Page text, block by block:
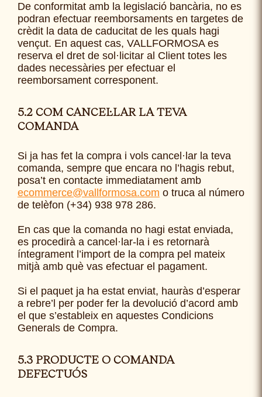
De conformitat amb la legislació bancària, no es
podran efectuar reemborsaments en targetes de
crèdit la data de caducitat de les quals hagi
vençut. En aquest cas, VALLFORMOSA es
reserva el dret de sol·licitar al Client totes les
dades necessàries per efectuar el
reemborsament corresponent.
5.2 COM CANCEL·LAR LA TEVA
COMANDA
Si ja has fet la compra i vols cancel·lar la teva
comanda, sempre que encara no l’hagis rebut,
posa’t en contacte immediatament amb
ecommerce@vallformosa.com o truca al número
de telèfon (+34) 938 978 286.
En cas que la comanda no hagi estat enviada,
es procedirà a cancel·lar-la i es retornarà
íntegrament l’import de la compra pel mateix
mitjà amb què vas efectuar el pagament.
Si el paquet ja ha estat enviat, hauràs d’esperar
a rebre’l per poder fer la devolució d’acord amb
el que s’estableix en aquestes Condicions
Generals de Compra.
5.3 PRODUCTE O COMANDA
DEFECTUÓS